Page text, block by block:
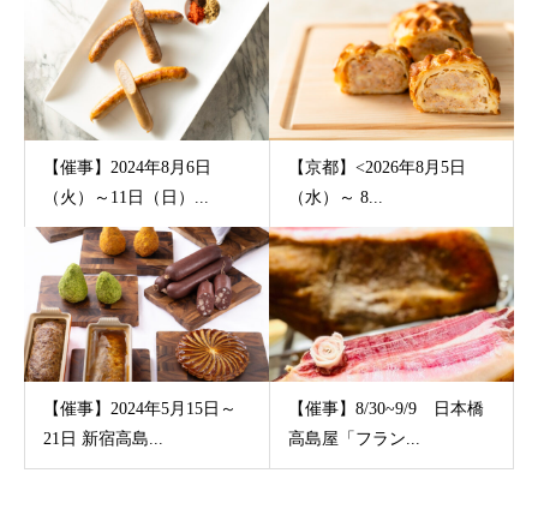
【催事】2024年8月6日
（火）～11日（日）...
【京都】<2026年8月5日
（水）～ 8...
【催事】2024年5月15日～
21日 新宿高島...
【催事】8/30~9/9 日本橋
高島屋「フラン...